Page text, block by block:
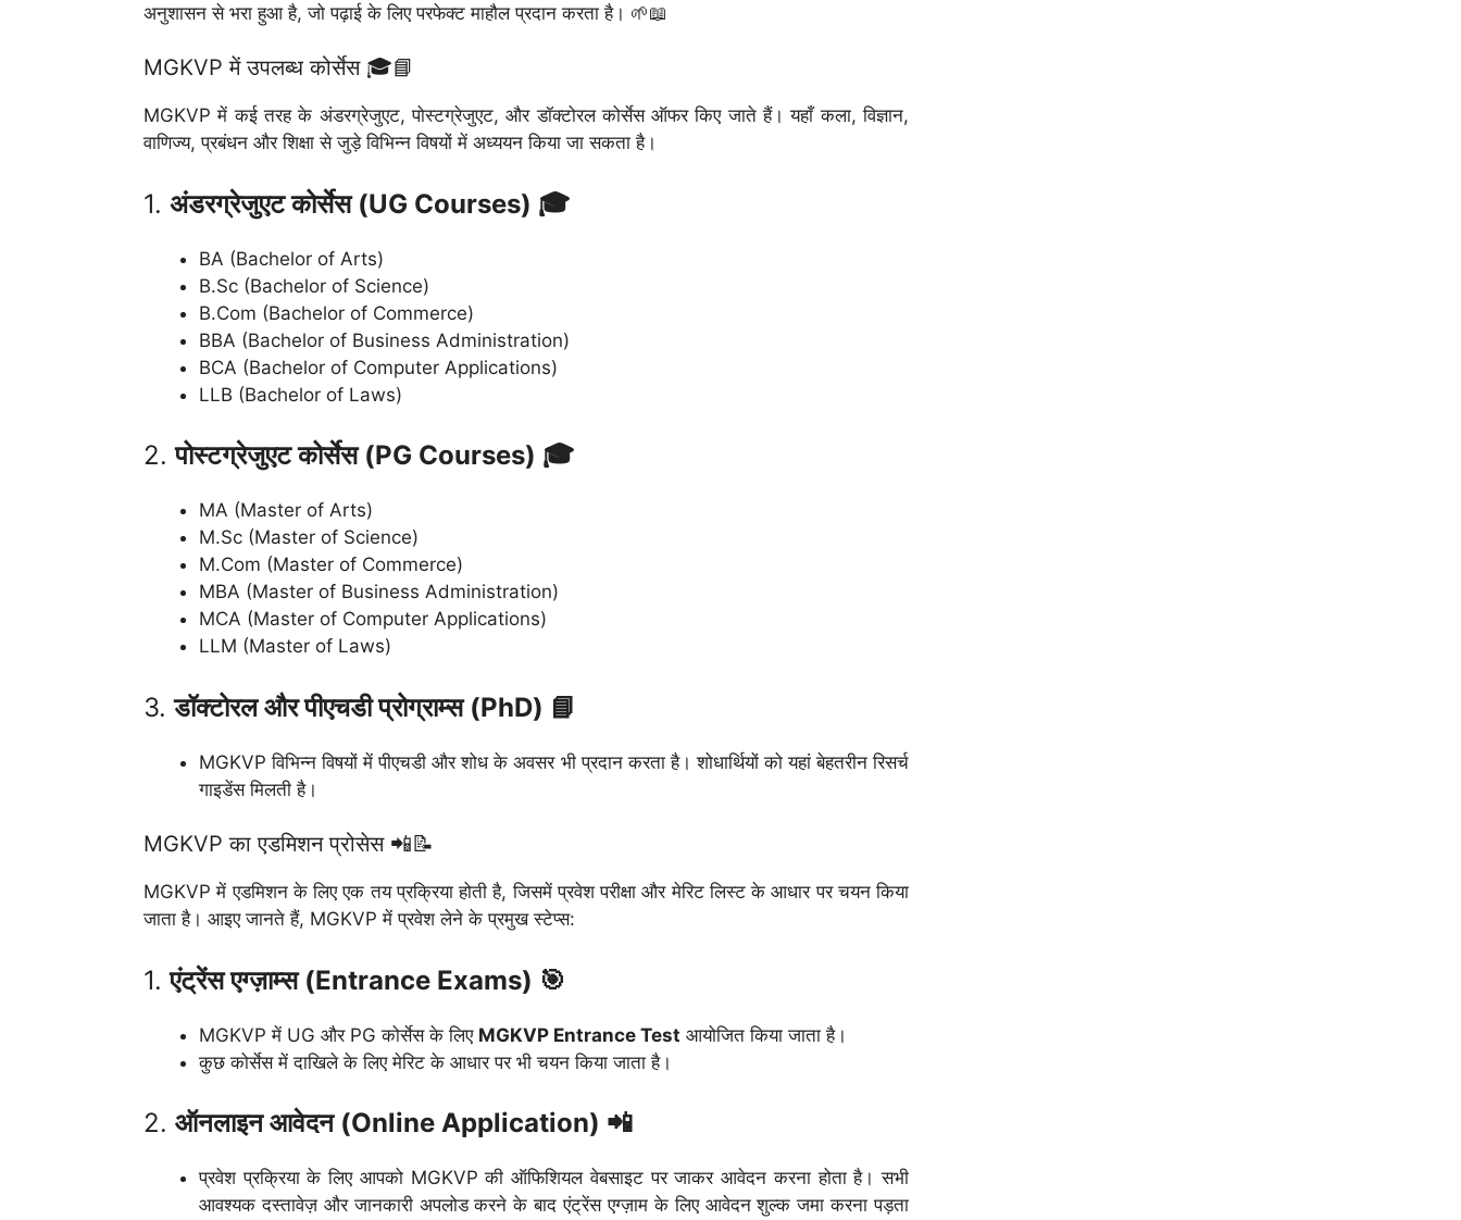
अनुशासन से भरा हुआ है, जो पढ़ाई के लिए परफेक्ट माहौल प्रदान करता है। 🌱📖
MGKVP में उपलब्ध कोर्सेस 🎓📘
MGKVP में कई तरह के अंडरग्रेजुएट, पोस्टग्रेजुएट, और डॉक्टोरल कोर्सेस ऑफर किए जाते हैं। यहाँ कला, विज्ञान,
वाणिज्य, प्रबंधन और शिक्षा से जुड़े विभिन्न विषयों में अध्ययन किया जा सकता है।
1. अंडरग्रेजुएट कोर्सेस (UG Courses) 🎓
BA (Bachelor of Arts)
B.Sc (Bachelor of Science)
B.Com (Bachelor of Commerce)
BBA (Bachelor of Business Administration)
BCA (Bachelor of Computer Applications)
LLB (Bachelor of Laws)
2.पोस्टग्रेजुएट कोर्सेस (PG Courses) 🎓
MA (Master of Arts)
M.Sc (Master of Science)
M.Com (Master of Commerce)
MBA (Master of Business Administration)
MCA (Master of Computer Applications)
LLM (Master of Laws)
3.डॉक्टोरल और पीएचडी प्रोग्राम्स (PhD) 📘
MGKVP विभिन्न विषयों में पीएचडी और शोध के अवसर भी प्रदान करता है। शोधार्थियों को यहां बेहतरीन रिसर्च
गाइडेंस मिलती है।
MGKVP का एडमिशन प्रोसेस 📲📝
MGKVP में एडमिशन के लिए एक तय प्रक्रिया होती है, जिसमें प्रवेश परीक्षा और मेरिट लिस्ट के आधार पर चयन किया
जाता है। आइए जानते हैं, MGKVP में प्रवेश लेने के प्रमुख स्टेप्स:
1.एंट्रेंस एग्ज़ाम्स (Entrance Exams) 🎯
MGKVP में UG और PG कोर्सेस के लिए MGKVP Entrance Test आयोजित किया जाता है।
कुछ कोर्सेस में दाखिले के लिए मेरिट के आधार पर भी चयन किया जाता है।
2. ऑनलाइन आवेदन (Online Application) 📲
प्रवेश प्रक्रिया के लिए आपको MGKVP की ऑफिशियल वेबसाइट पर जाकर आवेदन करना होता है। सभी
आवश्यक दस्तावेज़ और जानकारी अपलोड करने के बाद एंट्रेंस एग्ज़ाम के लिए आवेदन शुल्क जमा करना पड़ता